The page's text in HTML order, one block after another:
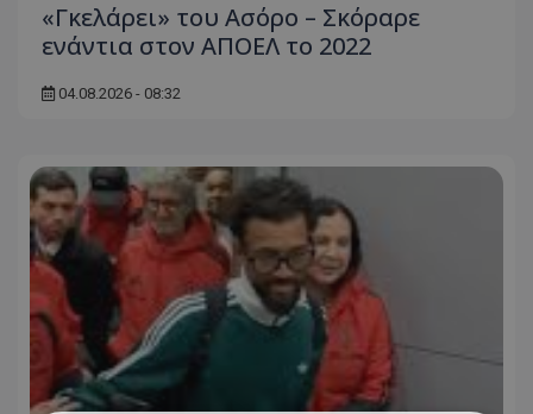
«Γκελάρει» του Ασόρο – Σκόραρε
ενάντια στον ΑΠΟΕΛ το 2022
04.08.2026 - 08:32